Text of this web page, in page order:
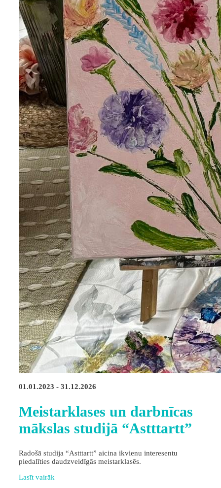
01.01.2023 - 31.12.2026
Meistarklases un darbnīcas
mākslas studijā “Astttartt”
Radošā studija “Astttartt” aicina ikvienu interesentu
piedalīties daudzveidīgās meistarklasēs.
Lasīt vairāk